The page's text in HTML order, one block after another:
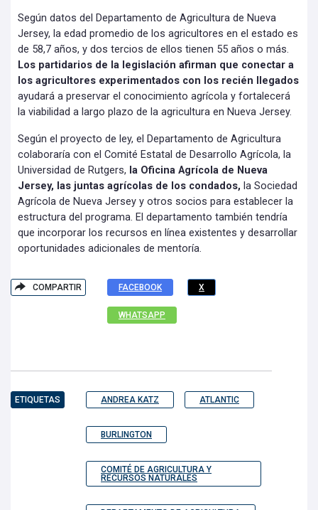
Según datos del Departamento de Agricultura de Nueva
Jersey, la edad promedio de los agricultores en el estado es
de 58,7 años, y dos tercios de ellos tienen 55 años o más.
Los partidarios de la legislación afirman que conectar a
los agricultores experimentados con los recién llegados
ayudará a preservar el conocimiento agrícola y fortalecerá
la viabilidad a largo plazo de la agricultura en Nueva Jersey.
Según el proyecto de ley, el Departamento de Agricultura
colaboraría con el Comité Estatal de Desarrollo Agrícola, la
Universidad de Rutgers, la Oficina Agrícola de Nueva
Jersey, las juntas agrícolas de los condados, la Sociedad
Agrícola de Nueva Jersey y otros socios para establecer la
estructura del programa. El departamento también tendría
que incorporar los recursos en línea existentes y desarrollar
oportunidades adicionales de mentoría.
COMPARTIR FACEBOOK X
WHATSAPP
ETIQUETAS ANDREA KATZ ATLANTIC
BURLINGTON
COMITÉ DE AGRICULTURA Y
RECURSOS NATURALES